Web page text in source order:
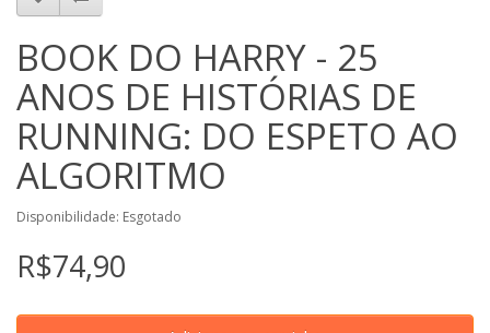
BOOK DO HARRY - 25
ANOS DE HISTÓRIAS DE
RUNNING: DO ESPETO AO
ALGORITMO
Disponibilidade: Esgotado
R$74,90